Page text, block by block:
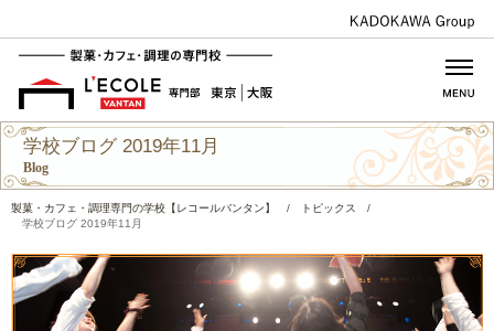
学校ブログ 2019年11月
Blog
製菓・カフェ・調理専門の学校【レコールバンタン】 / トピックス
/
学校ブログ 2019年11月